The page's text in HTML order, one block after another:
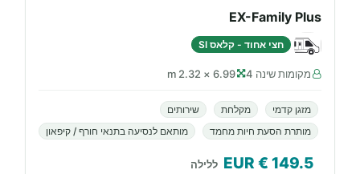
EX-Family Plus
חצי אחוד - קלאס SI
מקומות שינה 4 6.99 × 2.32 m
מזגן קדמי מקלחת
שירותים
מותרת הסעת חיות מחמד
מותאם לנסיעה בתנאי חורף / קיפאון
149.5
€ EUR ללילה